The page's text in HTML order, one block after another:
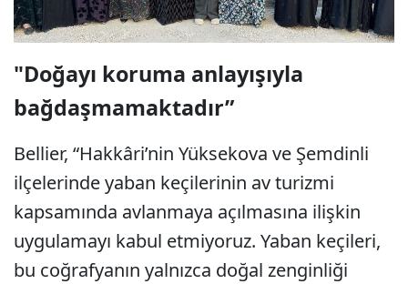
"Doğayı koruma anlayışıyla
bağdaşmamaktadır”
Bellier, “Hakkâri’nin Yüksekova ve Şemdinli
ilçelerinde yaban keçilerinin av turizmi
kapsamında avlanmaya açılmasına ilişkin
uygulamayı kabul etmiyoruz. Yaban keçileri,
bu coğrafyanın yalnızca doğal zenginliği